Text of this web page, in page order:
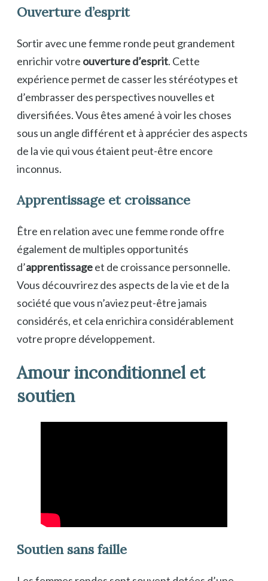
Ouverture d’esprit
Sortir avec une femme ronde peut grandement
enrichir votre ouverture d’esprit. Cette
expérience permet de casser les stéréotypes et
d’embrasser des perspectives nouvelles et
diversifiées. Vous êtes amené à voir les choses
sous un angle différent et à apprécier des aspects
de la vie qui vous étaient peut-être encore
inconnus.
Apprentissage et croissance
Être en relation avec une femme ronde offre
également de multiples opportunités
d’apprentissageet de croissance personnelle.
Vous découvrirez des aspects de la vie et de la
société que vous n’aviez peut-être jamais
considérés, et cela enrichira considérablement
votre propre développement.
Amour inconditionnel et
soutien
Soutien sans faille